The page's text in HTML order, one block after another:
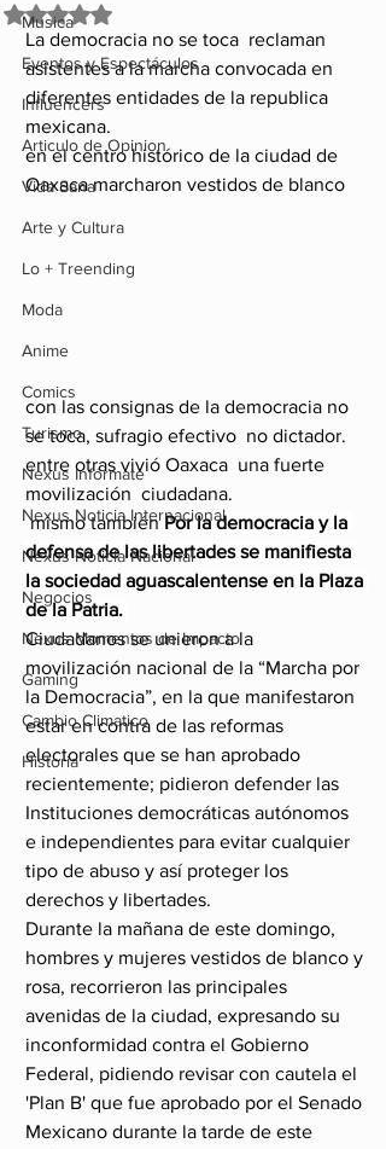
Musica
Eventos y Espectáculos
Influencers
Articulo de Opinion
Vida Sana
Arte y Cultura
Lo + Treending
Moda
Anime
Comics
Turismo
Nexus Infórmate
Nexus Noticia Internacional
Nexus Noticia Nacional
Negocios
Nexus Momentos de Impacto
Gaming
Cambio Climatico
Historia
Obtuvo NaN de 5 estrellas.
La democracia no se toca  reclaman
asistentes a la marcha convocada en
diferentes entidades de la republica
mexicana.
en el centro histórico de la ciudad de
Oaxaca marcharon vestidos de blanco
con las consignas de la democracia no
se toca, sufragio efectivo  no dictador.
entre otras vivió Oaxaca  una fuerte
movilización  ciudadana.
mismo también Por la democracia y la
defensa de las libertades se manifiesta
la sociedad aguascalentense en la Plaza
de la Patria.
Ciudadanos se unieron a la
movilización nacional de la “Marcha por
la Democracia”, en la que manifestaron
estar en contra de las reformas
electorales que se han aprobado
recientemente; pidieron defender las
Instituciones democráticas autónomos
e independientes para evitar cualquier
tipo de abuso y así proteger los
derechos y libertades.
Durante la mañana de este domingo,
hombres y mujeres vestidos de blanco y
rosa, recorrieron las principales
avenidas de la ciudad, expresando su
inconformidad contra el Gobierno
Federal, pidiendo revisar con cautela el
'Plan B' que fue aprobado por el Senado
Mexicano durante la tarde de este